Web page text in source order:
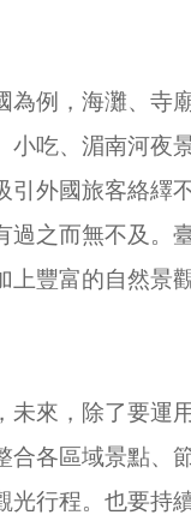
為例，海灘、寺
小吃、湄南河夜
引外國旅客絡繹
過之而無不及。
上豐富的自然景
未來，除了要運
合各區域景點、
光行程。也要持